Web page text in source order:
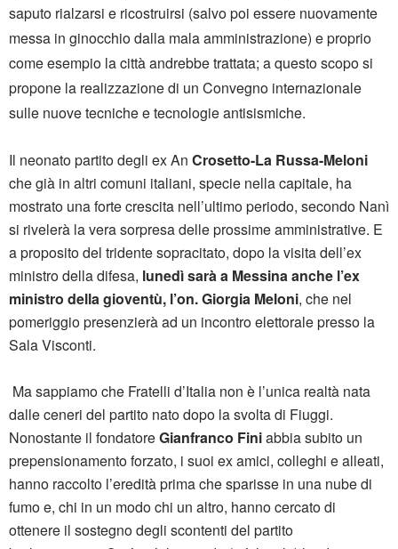
saputo rialzarsi e ricostruirsi (salvo poi essere nuovamente
messa in ginocchio dalla mala amministrazione) e proprio
come esempio la città andrebbe trattata; a questo scopo si
propone la realizzazione di un Convegno internazionale
sulle nuove tecniche e tecnologie antisismiche.
Il neonato partito degli ex An Crosetto-La Russa-Meloni
che già in altri comuni italiani, specie nella capitale, ha
mostrato una forte crescita nell’ultimo periodo, secondo Nanì
si rivelerà la vera sorpresa delle prossime amministrative. E
a proposito del tridente sopracitato, dopo la visita dell’ex
ministro della difesa, lunedì sarà a Messina anche l’ex
ministro della gioventù, l’on. Giorgia Meloni, che nel
pomeriggio presenzierà ad un incontro elettorale presso la
Sala Visconti.
Ma sappiamo che Fratelli d’Italia non è l’unica realtà nata
dalle ceneri del partito nato dopo la svolta di Fiuggi.
Nonostante il fondatoreGianfranco Finiabbia subito un
prepensionamento forzato, i suoi ex amici, colleghi e alleati,
hanno raccolto l’eredità prima che sparisse in una nube di
fumo e, chi in un modo chi un altro, hanno cercato di
ottenere il sostegno degli scontenti del partito